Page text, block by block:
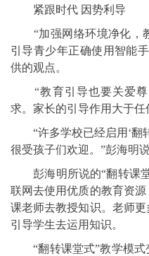
紧跟时代 因势利导
“加强网络环境净化，
引导青少年正确使用智能
供的观点。
“教育引导也要关爱尊
求。家长的引导作用大于任
“许多学校已经启用‘翻转
很受孩子们欢迎。”彭海明说
彭海明所说的“翻转课堂
联网去使用优质的教育资
课老师去教授知识。老师
引导学生去运用知识。
“翻转课堂式”教学模式